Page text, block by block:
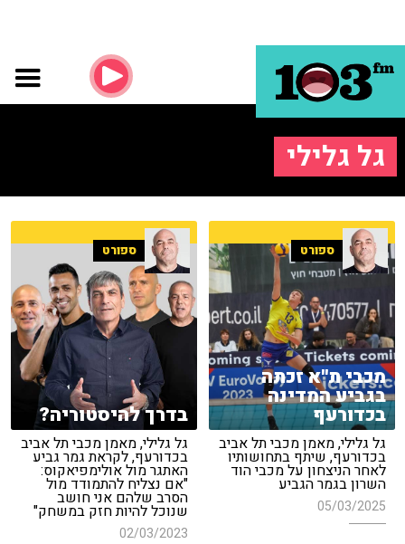
גל גלילי
ספורט
מכבי ת''א זכתה
בגביע המדינה
בכדורעף
גל גלילי, מאמן מכבי תל אביב
בכדורעף, שיתף בתחושותיו
לאחר הניצחון על מכבי הוד
השרון בגמר הגביע
05/03/2025
ספורט
בדרך להיסטוריה?
גל גלילי, מאמן מכבי תל אביב
בכדורעף, לקראת גמר גביע
האתגר מול אולימפיאקוס:
"אם נצליח להתמודד מול
הסרב שלהם אני חושב
שנוכל להיות חזק במשחק"
02/03/2023